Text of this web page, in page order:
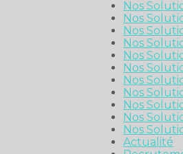
Nos
Nos
Nos
Nos
Nos
Nos
Nos
Nos
Nos
Nos
Nos
Actualité